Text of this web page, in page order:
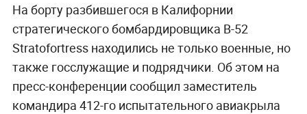
На борту разбившегося в Калифорнии
стратегического бомбардировщика B-52
Stratofortress находились не только военные, но
также госслужащие и подрядчики. Об этом на
пресс-конференции сообщил заместитель
командира 412-го испытательного авиакрыла